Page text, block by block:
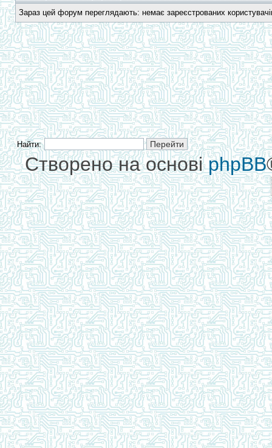
Зараз цей форум переглядають: немає зареєстрованих
Найти:
Створено на основіphpBB